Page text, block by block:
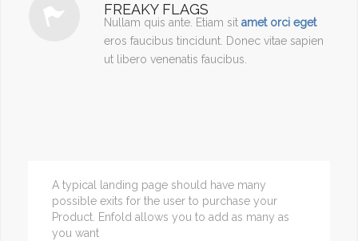
FREAKY FLAGS
Nullam quis ante. Etiam sit amet orci eget
eros faucibus tincidunt. Donec vitae sapien
ut libero venenatis faucibus.
A typical landing page should have many
possible exits for the user to purchase your
Product. Enfold allows you to add as many as
you want